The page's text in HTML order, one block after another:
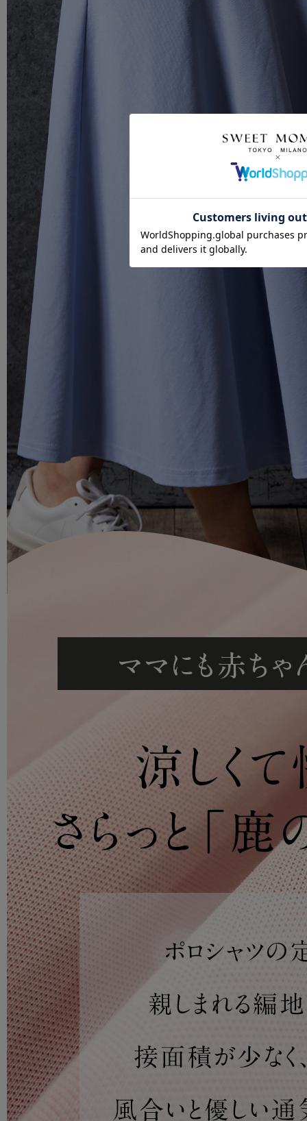
クーポンコードをコピーしました。
ショッピングカート画面にてご入力ください。
クーポンのご利用には会員登録が必要となります。